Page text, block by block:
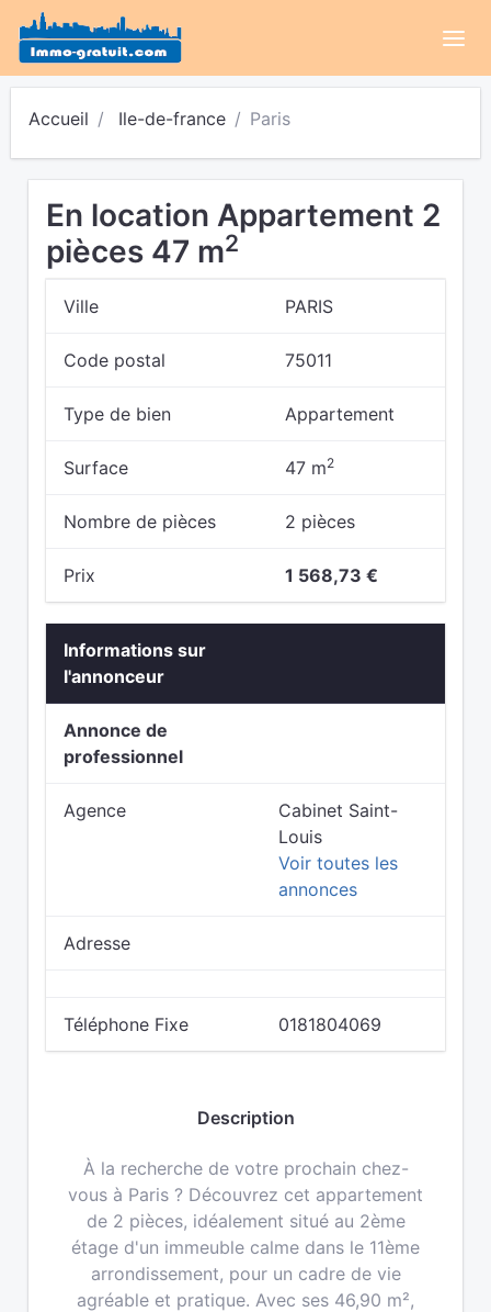
Accueil Ile-de-france Paris
En location Appartement 2
pièces 47 m2
Ville PARIS
Code postal 75011
Type de bien Appartement
Surface 47 m2
Nombre de pièces 2 pièces
Prix 1 568,73 €
Informations sur
l'annonceur
Annonce de
professionnel
Agence
Cabinet Saint-
Louis
Voir toutes les
annonces
Adresse
Téléphone Fixe 0181804069
Description
À la recherche de votre prochain chez-
vous à Paris ? Découvrez cet appartement
de 2 pièces, idéalement situé au 2ème
étage d'un immeuble calme dans le 11ème
arrondissement, pour un cadre de vie
agréable et pratique. Avec ses 46,90 m²,